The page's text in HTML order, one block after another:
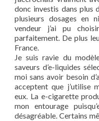
donc investis dans plus
plusieurs dosages en
vendeur j’ai pu
parfaitement. De plus
France.
Je suis ravie du
saveurs d’e-liquides
moi sans avoir besoin
acceptent que j’utilise
eux. La e-cigarette
mon entourage
désagréable. Certains